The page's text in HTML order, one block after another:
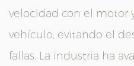
velocidad con el motor
vehículo, evitando el
fallas. La industria ha